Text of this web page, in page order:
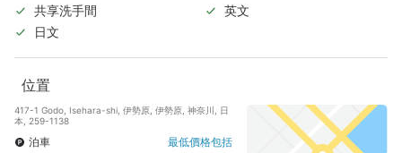
共享洗手間
英文
日文
位置
417-1 Godo, Isehara-shi, 伊勢原, 伊勢原, 神奈川, 日
本, 259-1138
泊車
最低價格包括